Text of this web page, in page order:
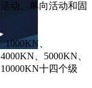
动、单向活动和固
、
、5000KN、
十四个级